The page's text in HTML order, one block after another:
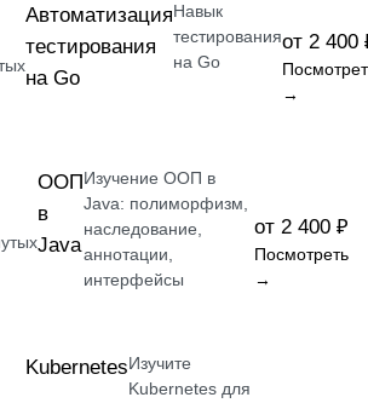
Автоматизация
тестирования
на Go
Навык
тестирования
на Go
от 2 400
→
ООП
в
Java
Изучение ООП в
Java: полиморфизм,
наследование,
аннотации,
интерфейсы
от 2 400 ₽
Посмотреть
→
KubernetesИзучите
Kubernetes для